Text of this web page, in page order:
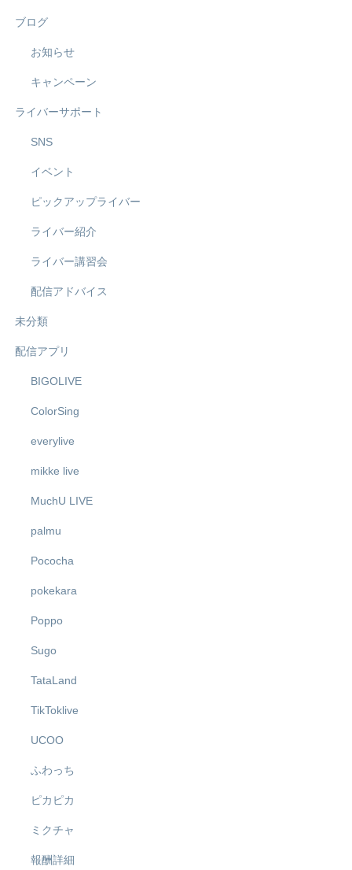
ブログ
お知らせ
キャンペーン
ライバーサポート
SNS
イベント
ピックアップライバー
ライバー紹介
ライバー講習会
配信アドバイス
未分類
配信アプリ
BIGOLIVE
ColorSing
everylive
mikke live
MuchU LIVE
palmu
Pococha
pokekara
Poppo
Sugo
TataLand
TikToklive
UCOO
ふわっち
ピカピカ
ミクチャ
報酬詳細